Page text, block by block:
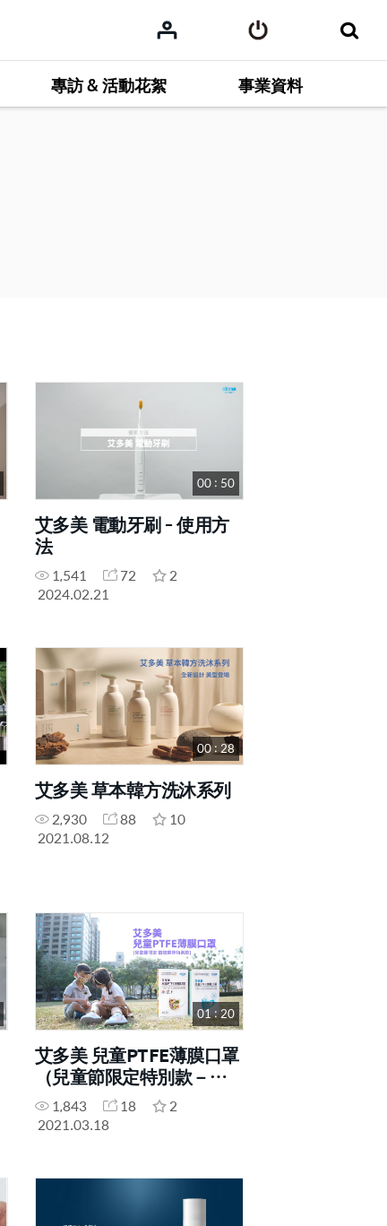
專訪 & 活動花絮 事業資料
00 : 50
艾多美 電動牙刷 - 使用方
法
1,541 72
2
2024.02.21
00 : 28
艾多美 草本韓方洗沐系列
2,930 88
10
2021.08.12
01 : 20
艾多美 兒童PTFE薄膜口罩
（兒童節限定特別款－擠
擠夥伴）
1,843 18
2
2021.03.18